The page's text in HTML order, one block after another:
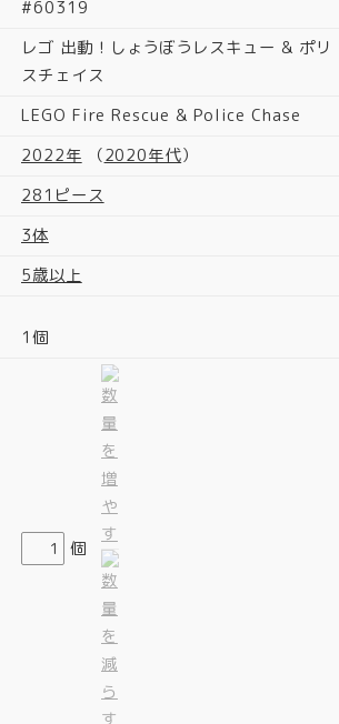
#60319
レゴ 出動！しょうぼうレスキュー & ポリ
スチェイス
LEGO Fire Rescue & Police Chase
2022年 （2020年代）
281ピース
3体
5歳以上
1個
個